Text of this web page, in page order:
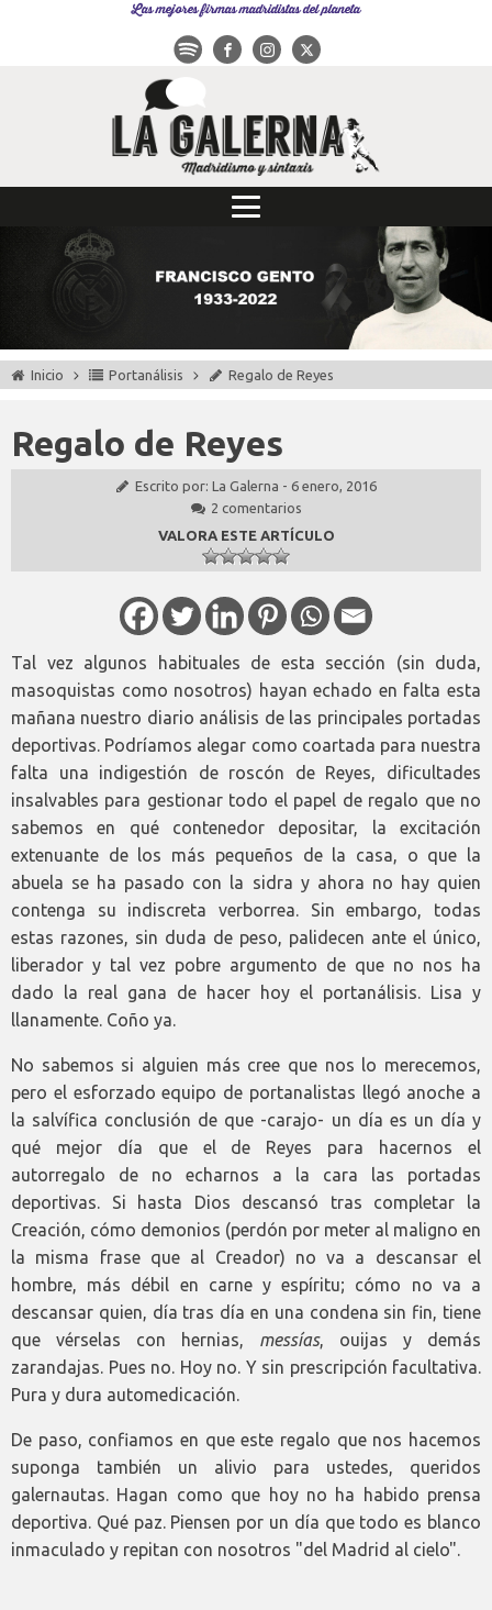
Las mejores firmas madridistas del planeta
Inicio Portanálisis Regalo de Reyes
Regalo de Reyes
Escrito por: La Galerna - 6 enero, 2016
2 comentarios
VALORA ESTE ARTÍCULO
Tal vez algunos habituales de esta sección (sin duda,
masoquistas como nosotros) hayan echado en falta esta
mañana nuestro diario análisis de las principales portadas
deportivas. Podríamos alegar como coartada para nuestra
falta una indigestión de roscón de Reyes, dificultades
insalvables para gestionar todo el papel de regalo que no
sabemos en qué contenedor depositar, la excitación
extenuante de los más pequeños de la casa, o que la
abuela se ha pasado con la sidra y ahora no hay quien
contenga su indiscreta verborrea. Sin embargo, todas
estas razones, sin duda de peso, palidecen ante el único,
liberador y tal vez pobre argumento de que no nos ha
dado la real gana de hacer hoy el portanálisis. Lisa y
llanamente. Coño ya.
No sabemos si alguien más cree que nos lo merecemos,
pero el esforzado equipo de portanalistas llegó anoche a
la salvífica conclusión de que -carajo- un día es un día y
qué mejor día que el de Reyes para hacernos el
autorregalo de no echarnos a la cara las portadas
deportivas. Si hasta Dios descansó tras completar la
Creación, cómo demonios (perdón por meter al maligno en
la misma frase que al Creador) no va a descansar el
hombre, más débil en carne y espíritu; cómo no va a
descansar quien, día tras día en una condena sin fin, tiene
que vérselas con hernias, messías, ouijas y demás
zarandajas. Pues no. Hoy no. Y sin prescripción facultativa.
Pura y dura automedicación.
De paso, confiamos en que este regalo que nos hacemos
suponga también un alivio para ustedes, queridos
galernautas. Hagan como que hoy no ha habido prensa
deportiva. Qué paz. Piensen por un día que todo es blanco
inmaculado y repitan con nosotros "del Madrid al cielo".